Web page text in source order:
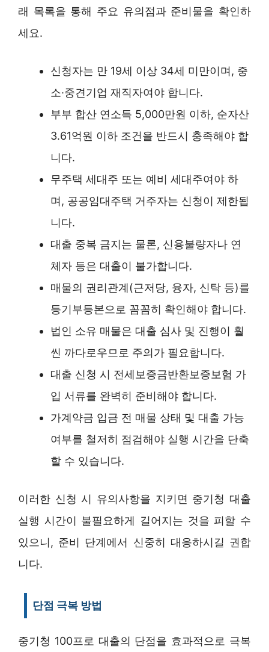
래 목록을 통해 주요 유의점과 준비물을 확인하
세요.
신청자는 만 19세 이상 34세 미만이며, 중
소·중견기업 재직자여야 합니다.
부부 합산 연소득 5,000만원 이하, 순자산
3.61억원 이하 조건을 반드시 충족해야 합
니다.
무주택 세대주 또는 예비 세대주여야 하
며, 공공임대주택 거주자는 신청이 제한됩
니다.
대출 중복 금지는 물론, 신용불량자나 연
체자 등은 대출이 불가합니다.
매물의 권리관계(근저당, 융자, 신탁 등)를
등기부등본으로 꼼꼼히 확인해야 합니다.
법인 소유 매물은 대출 심사 및 진행이 훨
씬 까다로우므로 주의가 필요합니다.
대출 신청 시 전세보증금반환보증보험 가
입 서류를 완벽히 준비해야 합니다.
가계약금 입금 전 매물 상태 및 대출 가능
여부를 철저히 점검해야 실행 시간을 단축
할 수 있습니다.
이러한 신청 시 유의사항을 지키면 중기청 대출
실행 시간이 불필요하게 길어지는 것을 피할 수
있으니, 준비 단계에서 신중히 대응하시길 권합
니다.
단점 극복 방법
중기청 100프로 대출의 단점을 효과적으로 극복